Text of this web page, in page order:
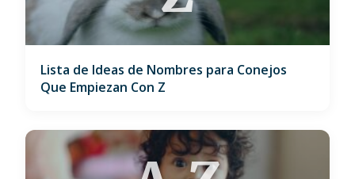
Lista de Ideas de Nombres para Conejos
Que Empiezan Con Z